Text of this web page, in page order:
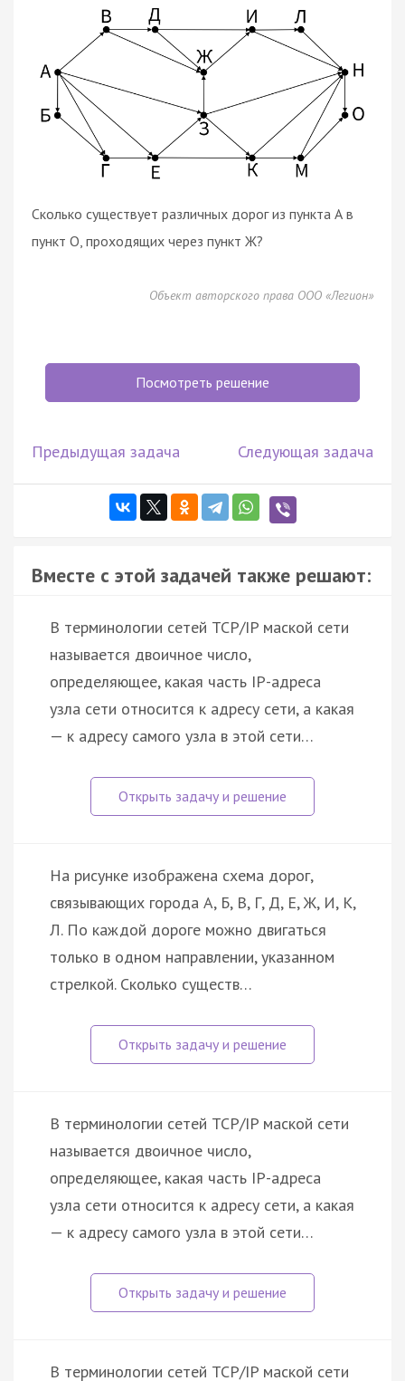
Сколько существует различных дорог из пункта А в
пункт О, проходящих через пункт Ж?
Объект авторского права ООО «Легион»
Посмотреть решение
Предыдущая задача Следующая задача
Вместе с этой задачей также решают:
В терминологии сетей TCP/IP маской сети
называется двоичное число,
определяющее, какая часть IP-адреса
узла сети относится к адресу сети, а какая
— к адресу самого узла в этой сети…
На рисунке изображена схема дорог,
связывающих города А, Б, В, Г, Д, Е, Ж, И, К,
Л. По каждой дороге можно двигаться
только в одном направлении, указанном
стрелкой. Сколько существ…
В терминологии сетей TCP/IP маской сети
называется двоичное число,
определяющее, какая часть IP-адреса
узла сети относится к адресу сети, а какая
— к адресу самого узла в этой сети…
В терминологии сетей TCP/IP маской сети